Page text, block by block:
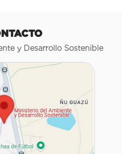
y Desarrollo Sostenible